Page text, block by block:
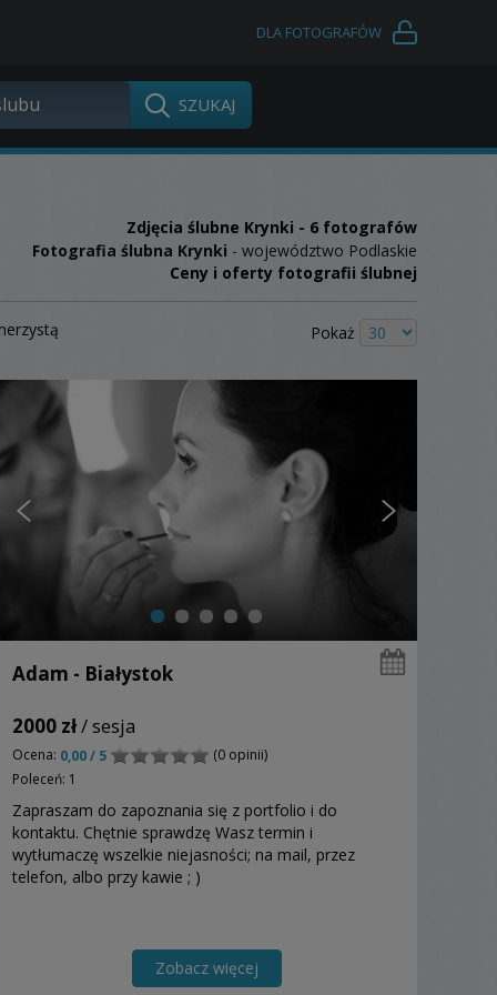
DLA FOTOGRAFÓW
Zdjęcia ślubne Krynki - 6 fotografów
Fotografia ślubna Krynki - województwo Podlaskie
Ceny i oferty fotografii ślubnej
Pokaż
Adam - Białystok
2000 zł/ sesja
Ocena: 0,00 / 5
(0 opinii)
Poleceń: 1
Zapraszam do zapoznania się z portfolio i do
kontaktu. Chętnie sprawdzę Wasz termin i
wytłumaczę wszelkie niejasności; na mail, przez
telefon, albo przy kawie ; )
Zobacz więcej